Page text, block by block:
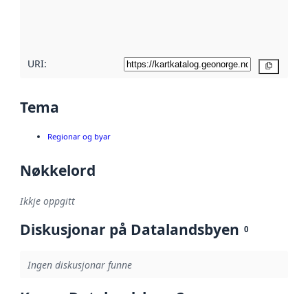
URI:
Tema
Regionar og byar
Nøkkelord
Ikkje oppgitt
Diskusjonar på Datalandsbyen 0
Ingen diskusjonar funne